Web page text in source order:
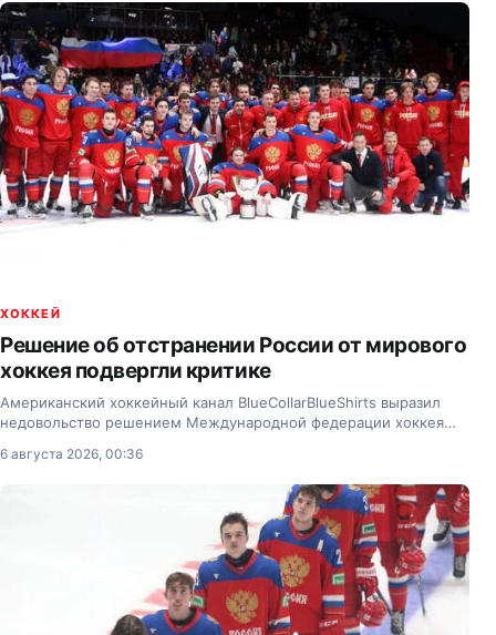
ХОККЕЙ
Решение об отстранении России от мирового
хоккея подвергли критике
Американский хоккейный канал BlueCollarBlueShirts выразил
недовольство решением Международной федерации хоккея
соревнований.
6 августа 2026, 00:36